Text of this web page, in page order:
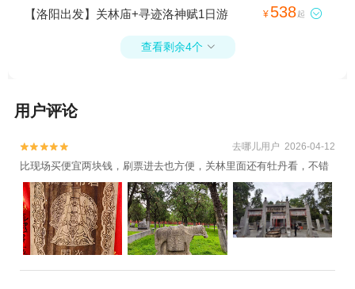
【洛阳出发】关林庙+寻迹洛神赋1日游 ¥ 538起 
查看剩余4个 
用户评论

 去哪儿用户 2026-04-12
比现场买便宜两块钱，刷票进去也方便，关林里面还有牡丹看，不错